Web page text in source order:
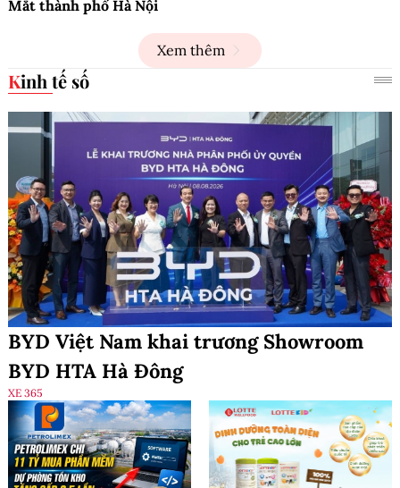
Mắt thành phố Hà Nội
Xem thêm
Kinh tế số
BYD Việt Nam khai trương Showroom
BYD HTA Hà Đông
XE 365